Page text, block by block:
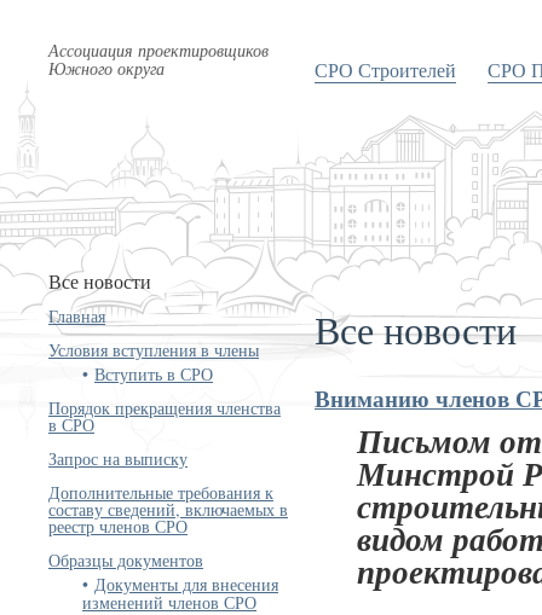
Ассоциация проектировщиков
Южного округа СРО Строителей СРО
Все новости
Главная
Условия вступления в члены
Вступить в СРО
Порядок прекращения членства
в СРО
Запрос на выписку
Дополнительные требования к
составу сведений, включаемых в
реестр членов СРО
Образцы документов
Документы для внесения
изменений членов СРО
Все новости
Вниманию членов
Письмом
Минстрой
видом